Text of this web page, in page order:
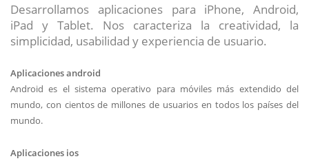
Desarrollamos aplicaciones para iPhone, Android,
iPad y Tablet. Nos caracteriza la creatividad, la
simplicidad, usabilidad y experiencia de usuario.
Aplicaciones android
Android es el sistema operativo para móviles más extendido del
mundo, con cientos de millones de usuarios en todos los países del
mundo.
Aplicaciones ios